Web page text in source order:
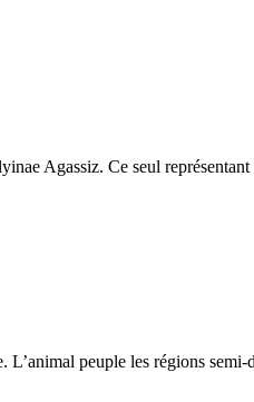
Agassiz. Ce seul
peuple les régions